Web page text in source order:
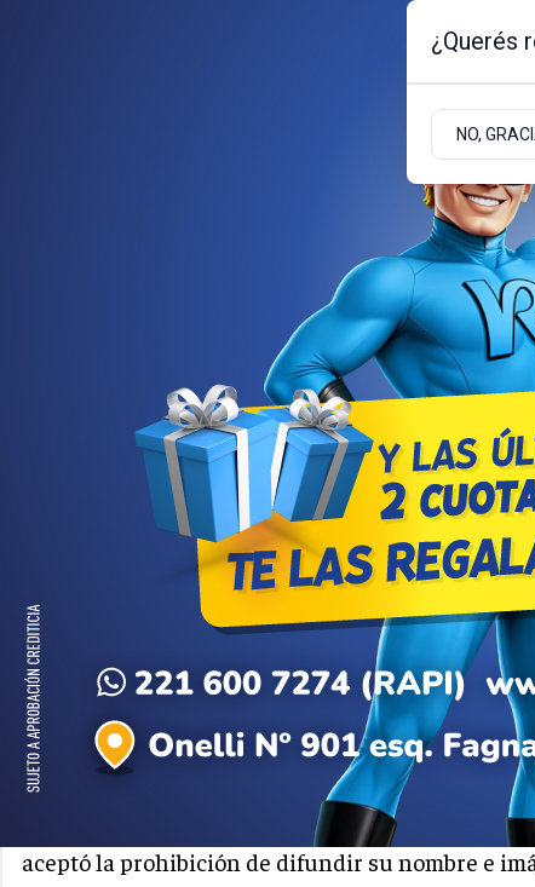
ZONA ANDINA ZONA
VIEDMA
Robó dos comercios, se
la rompió: piden 4 años
El hombre reconoció los hechos cometidos en
un taller mecánico. La defensa pidió resguardar
aceptó la prohibición de difundir su nombre e
¿Querés
NO,